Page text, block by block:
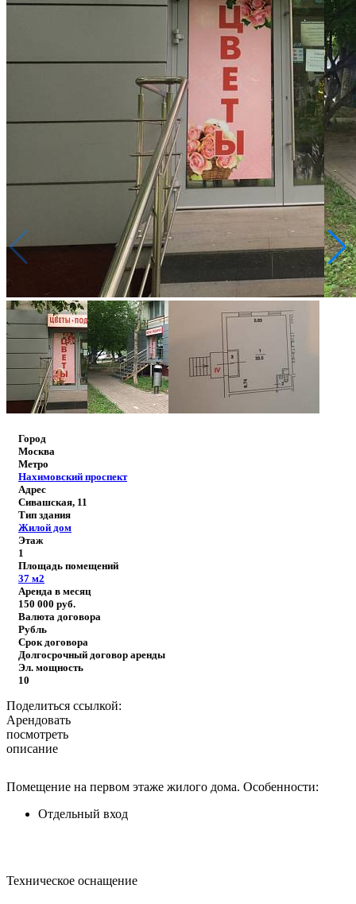
Город
Москва
Метро
Нахимовский проспект
Адрес
Сивашская, 11
Тип здания
Жилой дом
Этаж
1
Площадь помещений
37 м2
Аренда в месяц
150 000 руб.
Валюта договора
Рубль
Срок договора
Долгосрочный договор аренды
Эл. мощность
10
Поделиться ссылкой:
Арендовать
посмотреть
описание
Помещение на первом этаже жилого дома. Особенности:
Отдельный вход
Техническое оснащение